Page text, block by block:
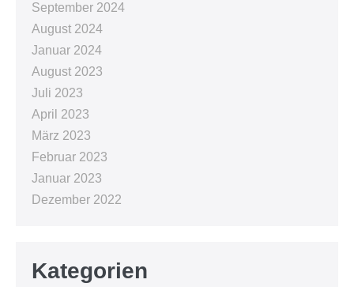
September 2024
August 2024
Januar 2024
August 2023
Juli 2023
April 2023
März 2023
Februar 2023
Januar 2023
Dezember 2022
Kategorien